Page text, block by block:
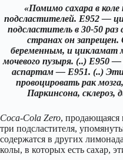
«Помимо сахара в
подсластителей. E952 —
подсластитель в 30-50
странах он запрещен.
беременным, и цикламат
мочевого пузыря. (..) E950
аспартам — E951. (..)
провоцировать рак
Паркинсона, склероз,
Coca-Cola Zero, продающаяся
три подсластителя,
содержатся в других
колы, в которых есть сахар,